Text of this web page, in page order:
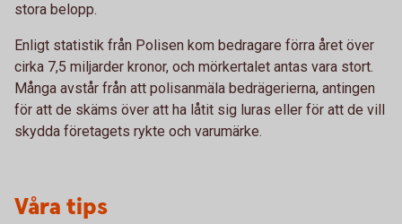
stora belopp.
Enligt statistik från Polisen kom bedragare förra året över
cirka 7,5 miljarder kronor, och mörkertalet antas vara stort.
Många avstår från att polisanmäla bedrägerierna, antingen
för att de skäms över att ha låtit sig luras eller för att de vill
skydda företagets rykte och varumärke.
Våra tips